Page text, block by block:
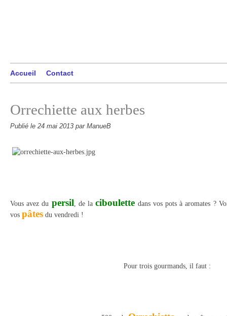
Accueil Contact
Orrechiette aux herbes
Publié le 24 mai 2013 par ManueB
Vous avez du persil, de laciboulette dans vos pots à aromates ?
vos pâtes du vendredi !
Pour trois gourmands, il faut :